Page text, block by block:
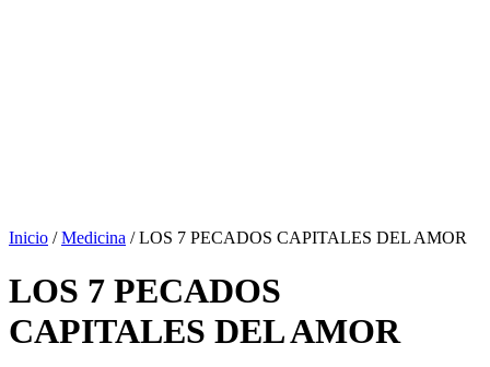
Inicio /Medicina / LOS 7 PECADOS CAPITALES DEL AMOR
LOS 7 PECADOS
CAPITALES DEL AMOR